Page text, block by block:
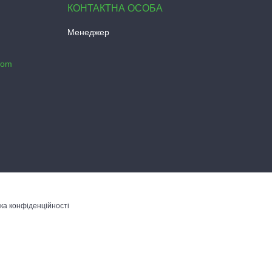
Менеджер
конфіденційності